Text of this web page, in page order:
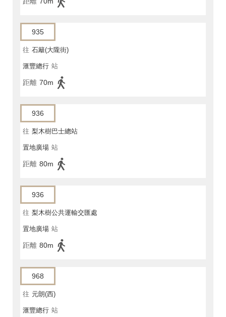
935
往 石籬(大隴街)
滙豐總行 站
距離 70m
936
往 梨木樹巴士總站
置地廣場 站
距離 80m
936
往 梨木樹公共運輸交匯處
置地廣場 站
距離 80m
968
往 元朗(西)
滙豐總行 站